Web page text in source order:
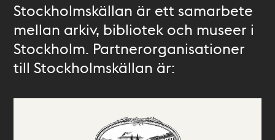
Stockholmskällan är ett samarbete
mellan arkiv, bibliotek och museer i
Stockholm. Partnerorganisationer
till Stockholmskällan är: